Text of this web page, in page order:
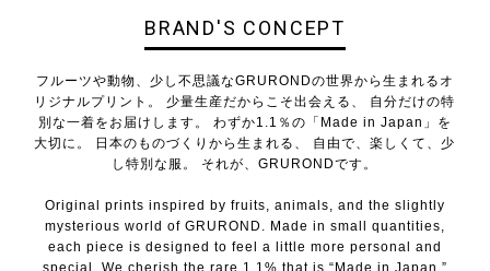
BRAND'S CONCEPT
フルーツや動物、少し不思議なGRURONDの世界から生まれるオ
リジナルプリント。 少量生産だからこそ出会える、 自分だけの特
別な一着をお届けします。 わずか1.1％の「Made in Japan」を
大切に。 日本のものづくりから生まれる、 自由で、楽しくて、少
し特別な服。 それが、GRURONDです。
Original prints inspired by fruits, animals, and the slightly
mysterious world of GRUROND. Made in small quantities,
each piece is designed to feel a little more personal and